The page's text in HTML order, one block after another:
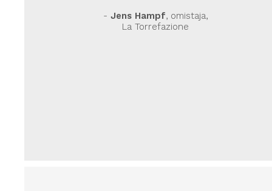
- Jens Hampf, omistaja,
La Torrefazione